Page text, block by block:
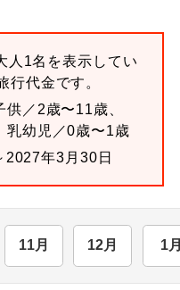
人1名を表示してい
行代金です。
／2歳〜11歳、
乳幼児／0歳〜1歳
年3月30日
11月 12月 1